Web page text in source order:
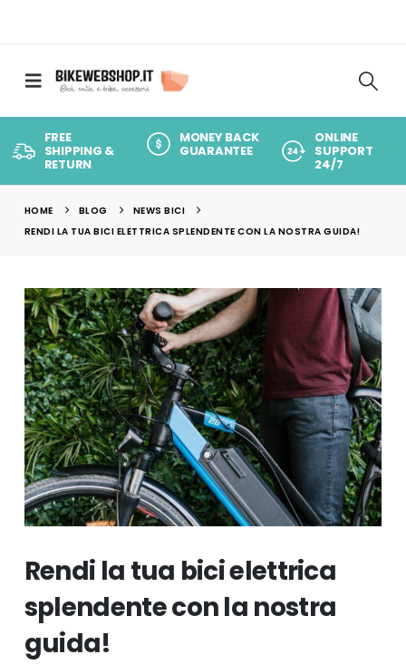
FREE
SHIPPING &
RETURN
MONEY BACK
GUARANTEE
ONLINE
SUPPORT
24/7
HOME BLOG
NEWS BICI
RENDI LA TUA BICI ELETTRICA SPLENDENTE CON LA NOSTRA GUIDA!
Rendi la tua bici elettrica
splendente con la nostra
guida!